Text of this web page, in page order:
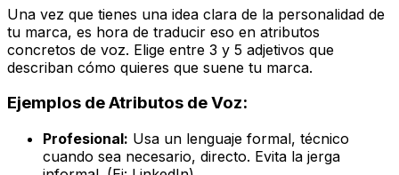
Una vez que tienes una idea clara de la personalidad de
tu marca, es hora de traducir eso en atributos
concretos de voz. Elige entre 3 y 5 adjetivos que
describan cómo quieres que suene tu marca.
Ejemplos de Atributos de Voz:
Profesional: Usa un lenguaje formal, técnico
cuando sea necesario, directo. Evita la jerga